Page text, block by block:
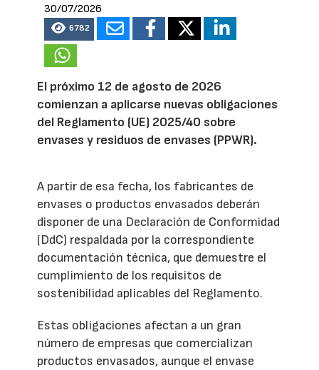
30/07/2026
6782
El próximo 12 de agosto de 2026
comienzan a aplicarse nuevas obligaciones
del Reglamento (UE) 2025/40 sobre
envases y residuos de envases (PPWR).
A partir de esa fecha, los fabricantes de
envases o productos envasados deberán
disponer de una Declaración de Conformidad
(DdC) respaldada por la correspondiente
documentación técnica, que demuestre el
cumplimiento de los requisitos de
sostenibilidad aplicables del Reglamento.
Estas obligaciones afectan a un gran
número de empresas que comercializan
productos envasados, aunque el envase